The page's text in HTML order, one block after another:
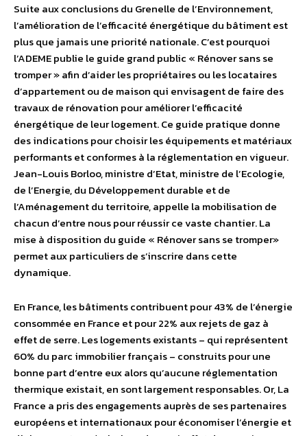
Suite aux conclusions du Grenelle de l’Environnement,
l’amélioration de l’efficacité énergétique du bâtiment est
plus que jamais une priorité nationale. C’est pourquoi
l’ADEME publie le guide grand public « Rénover sans se
tromper » afin d’aider les propriétaires ou les locataires
d’appartement ou de maison qui envisagent de faire des
travaux de rénovation pour améliorer l’efficacité
énergétique de leur logement. Ce guide pratique donne
des indications pour choisir les équipements et matériaux
performants et conformes à la réglementation en vigueur.
Jean-Louis Borloo, ministre d’Etat, ministre de l’Ecologie,
de l’Energie, du Développement durable et de
l’Aménagement du territoire, appelle la mobilisation de
chacun d’entre nous pour réussir ce vaste chantier. La
mise à disposition du guide « Rénover sans se tromper»
permet aux particuliers de s’inscrire dans cette
dynamique.
En France, les bâtiments contribuent pour 43% de l’énergie
consommée en France et pour 22% aux rejets de gaz à
effet de serre. Les logements existants – qui représentent
60% du parc immobilier français – construits pour une
bonne part d’entre eux alors qu’aucune réglementation
thermique existait, en sont largement responsables. Or, La
France a pris des engagements auprès de ses partenaires
européens et internationaux pour économiser l’énergie et